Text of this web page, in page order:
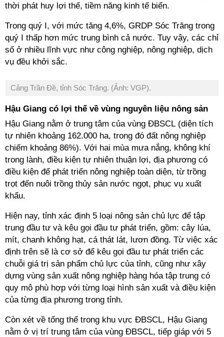
thời phát huy lợi thế, tiềm năng kinh tế biển.
Trong quý I, với mức tăng 4,6%, GRDP Sóc Trăng trong
quý I thấp hơn mức trung bình cả nước. Tuy vậy, các chỉ
số ở nhiều lĩnh vực như công nghiệp, nông nghiệp, dịch
vụ đều khởi sắc.
Cảng Trần Đề, tỉnh Sóc Trăng. (Ảnh: VGP).
Hậu Giang có lợi thế về vùng nguyên liệu nông sản
Hậu Giang nằm ở trung tâm của vùng ĐBSCL (diện tích
tự nhiên khoảng 162.000 ha, trong đó đất nông nghiệp
chiếm khoảng 86%). Với hai mùa mưa nắng, không khí
trong lành, điều kiện tự nhiên thuận lợi, địa phương có
điều kiện để phát triển nông nghiệp toàn diện, từ trồng
trọt đến nuôi trồng thủy sản nước ngọt, phục vụ xuất
khẩu.
Hiện nay, tỉnh xác định 5 loại nông sản chủ lực để tập
trung đầu tư và kêu gọi đầu tư phát triển, gồm: cây lúa,
mít, chanh không hạt, cá thát lát, lươn đồng. Từ việc xác
định trên sẽ là cơ sở để kêu gọi đầu tư phát triển các
chuỗi giá trị sản phẩm chủ lực của tỉnh, cũng như xây
dựng vùng sản xuất nông nghiệp hàng hóa tập trung có
quy mô phù hợp với từng loại hình sản xuất và điều kiện
của từng địa phương trong tỉnh.
Còn xét về tổng thể trong khu vực ĐBSCL, Hậu Giang
nằm ở vị trí trung tâm của vùng ĐBSCL, tiếp giáp với 5